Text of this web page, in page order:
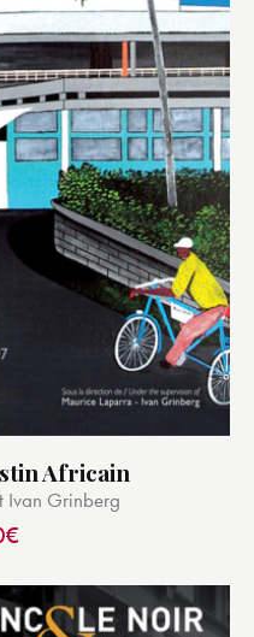
Africain
Ivan Grinberg
€